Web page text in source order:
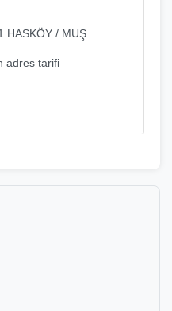
HASKÖY / MUŞ
adres tarifi